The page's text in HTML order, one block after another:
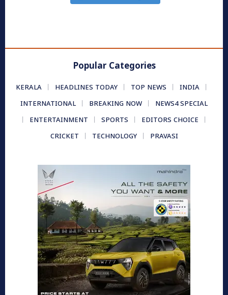
Popular Categories
KERALA HEADLINES TODAY TOP NEWS
INDIA
INTERNATIONAL
BREAKING NOW
NEWS4 SPECIAL
ENTERTAINMENT
SPORTS
EDITORS CHOICE
CRICKET
TECHNOLOGY PRAVASI